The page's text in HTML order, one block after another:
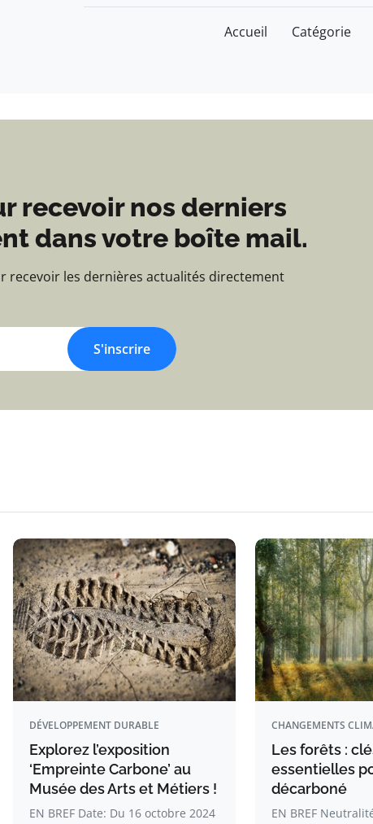
- Blog d'actualités
Accueil Catégorie
recevoir nos derniers
dans votre boîte mail.
recevoir les dernières actualités directement
S'inscrire
DÉVELOPPEMENT DURABLE
Explorez l’exposition
‘Empreinte Carbone’ au
Musée des Arts et Métiers !
EN BREF Date: Du 16 octobre 2024
CHANGEMENTS
Les forêts :
essentielles
décarboné
EN BREF